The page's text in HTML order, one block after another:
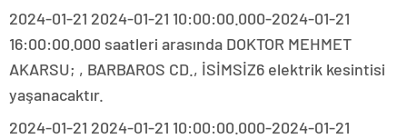
2024-01-21 2024-01-21 10:00:00.000-2024-01-21
16:00:00.000 saatleri arasında DOKTOR MEHMET
AKARSU; , BARBAROS CD., İSİMSİZ6 elektrik kesintisi
yaşanacaktır.
2024-01-21 2024-01-21 10:00:00.000-2024-01-21